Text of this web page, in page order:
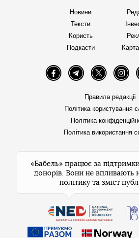
Новини
Тексти
Користь
Подкасти
FacebookTelegramTwitter
Правила редакції
Політика користування
Політика
Політика використання
«Бабель» працює за
донорів. Вони не впливають
політику та зміст